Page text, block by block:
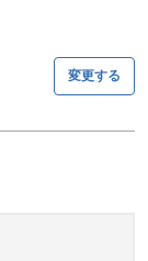
変更する